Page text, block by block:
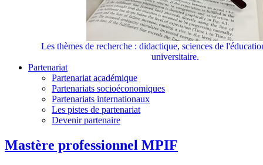
Les thèmes de recherche : didactique, sciences de
universitaire.
Partenariat
Partenariat académique
Partenariats socioéconomiques
Partenariats internationaux
Les pistes de partenariat
Devenir partenaire
Mastère professionnel MPIF